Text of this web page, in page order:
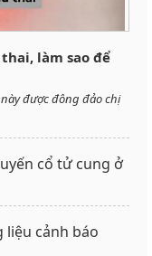
làm sao để
được đông đảo chị
cổ tử cung ở
liệu cảnh báo